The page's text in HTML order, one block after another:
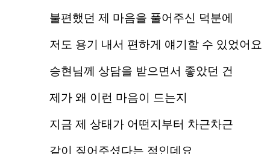
불편했던 제 마음을 풀어주신 덕분에
저도 용기 내서 편하게 얘기할 수 있었어요
승현님께 상담을 받으면서 좋았던 건
제가 왜 이런 마음이 드는지
지금 제 상태가 어떤지부터 차근차근
같이 짚어주셨다는 점인데요